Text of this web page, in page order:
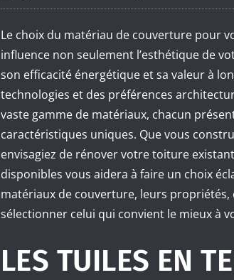
Le choix du matériau de couverture pour
influence non seulement l’esthétique de
son efficacité énergétique et sa valeur à
technologies et des préférences
vaste gamme de matériaux, chacun
caractéristiques uniques. Que vous
envisagiez de rénover votre toiture
disponibles vous aidera à faire un choix
matériaux de couverture, leurs
sélectionner celui qui convient le mieux à
LES TUILES EN